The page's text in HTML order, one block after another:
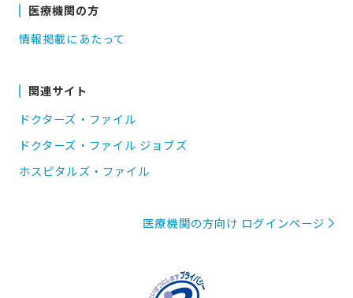
医療機関の方
情報掲載にあたって
関連サイト
ドクターズ・ファイル
ドクターズ・ファイル ジョブズ
ホスピタルズ・ファイル
医療機関の方向け ログインページ